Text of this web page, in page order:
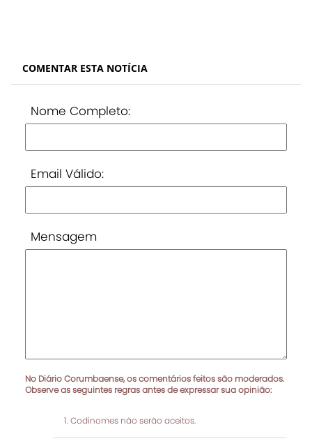
COMENTAR ESTA NOTÍCIA
Nome Completo:
Email Válido:
Mensagem
No Diário Corumbaense, os comentários feitos são moderados.
Observe as seguintes regras antes de expressar sua opinião:
Codinomes não serão aceitos.